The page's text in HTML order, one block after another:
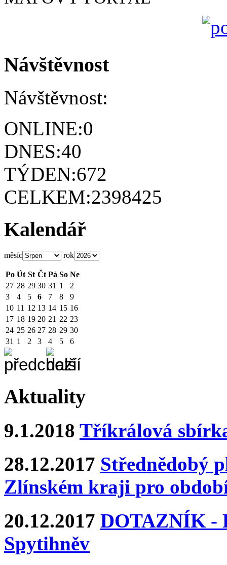
Návštěvnost
Návštěvnost:
ONLINE:0
DNES:40
TÝDEN:672
CELKEM:2398425
Kalendář
měsíc rok
Po Út St Čt Pá So Ne
27 28 29 30 31 1
2
3
4 5 6 7 8
9
10 11 12 13 14 15 16
17 18 19 20 21 22 23
24 25 26 27 28 29 30
31 1 2 3 4 5 6
Aktuality
9.1.2018 Tříkrálová
28.12.2017 Střednědobý
Zlínském kraji pro
20.12.2017 DOTAZNÍK -
Spytihněv